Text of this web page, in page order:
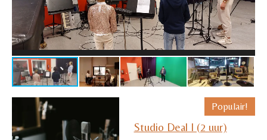
Populair!
Studio Deal I (2 uur)